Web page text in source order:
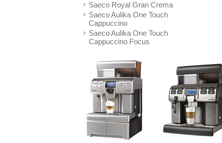
Saeco Royal Gran Crema
Saeco Aulika One Touch
Cappuccino
Saeco Aulika One Touch
Cappuccino Focus